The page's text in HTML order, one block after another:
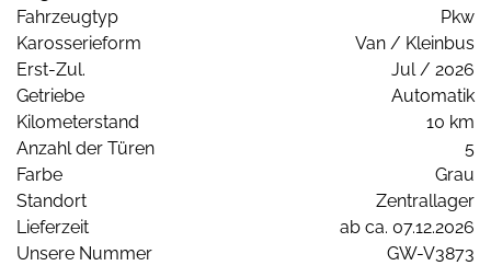
Fahrzeugtyp
Pkw
Karosserieform
Van / Kleinbus
Erst-Zul.
Jul / 2026
Getriebe
Automatik
Kilometerstand
10 km
Anzahl der Türen
5
Farbe
Grau
Standort
Zentrallager
Lieferzeit
ab ca. 07.12.2026
Unsere Nummer
GW-V3873